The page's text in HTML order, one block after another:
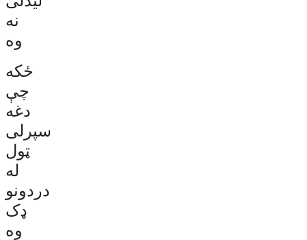
نه
وه
ځکه
چې
دغه
سپرلی
ټول
له
دردونو
ډک
وه